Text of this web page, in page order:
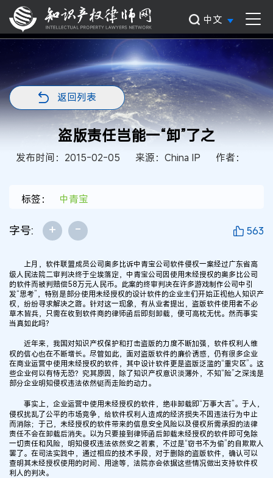
中文
返回列表
盗版责任岂能一“卸”了之
发布时间：2015-02-05 来源：China IP 作者：
标签： 中青宝
字号: + - 563
上月，软件联盟成员公司奥多比诉中青宝公司软件侵权一案经过广东省高
级人民法院二审判决终于尘埃落定，中青宝公司因使用未经授权的奥多比公司
的软件而被判赔偿58万元人民币。此案的终审判决在许多游戏制作公司中引
发“思考”，特别是部分使用未经授权的设计软件的企业主们开始正视他人知识产
权，纷纷寻求解决之路。针对这一现象，有从业者提出，盗版软件使用者不必
草木皆兵，只需在收到软件商的律师函后即刻卸载，便可高枕无忧。然而事实
当真如此吗？
近年来，我国对知识产权保护和打击盗版的力度不断加强，软件权利人维
权的信心也在不断增长。尽管如此，面对盗版软件的廉价诱惑，仍有很多企业
在商业运营中使用未经授权的软件，其中设计软件更是盗版泛滥的“重灾区”。这
些企业何以有恃无恐？究其原因，除了知识产权意识淡薄外，不知“险”之深浅是
部分企业明知侵权违法依然铤而走险的动力。
事实上，企业运营中使用未经授权的软件，绝非卸载即“万事大吉”。于人，
侵权扰乱了公平的市场竞争，给软件权利人造成的经济损失不因违法行为中止
而消除；于己，未经授权的软件带来的信息安全风险以及侵权所需承担的法律
责任不会在卸载后消失。以为只要接到律师函后卸载未经授权的软件即可免除
一切责任和风险，明知侵权违法依然安之若素，不过是“窃书不为偷”的自欺欺人
罢了。在司法实践中，通过相应的技术手段，对于删除的盗版软件，确认可以
查明其未经授权使用的时间、用途等，法院亦会依据这些情况做出支持软件权
利人的判决。